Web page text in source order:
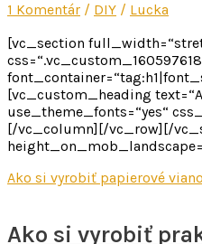
1 Komentár / DIY / Lucka
[vc_section
[vc_custom_heading
use_theme_fonts=“yes“
[/vc_column][/vc_row][/
Ako si vyrobiť papierové
Ako si vyrobiť